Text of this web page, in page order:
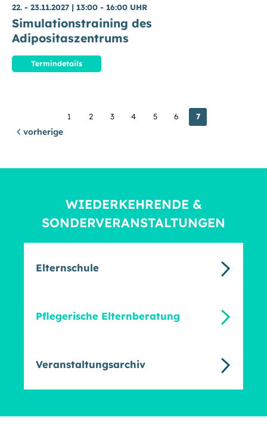
22. - 23.11.2027 | 13:00 - 16:00 UHR
Simulationstraining des
Adipositaszentrums
Termindetails
vorherige
1 2 3 4 5 6 7
WIEDERKEHRENDE &
SONDERVERANSTALTUNGEN
Elternschule
Pflegerische Elternberatung
Veranstaltungsarchiv